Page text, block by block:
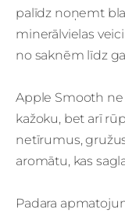
palīdz noņemt
minerālvielas
no saknēm līdz
Apple Smooth
kažoku, bet arī
netīrumus,
aromātu, kas
Padara